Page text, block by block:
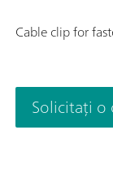
Cable clip for
Solicitați o